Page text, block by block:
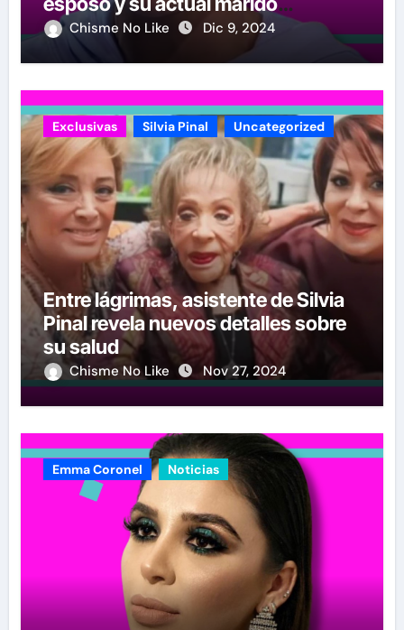
reacciona a la noticia
Chisme No Like Dic 9, 2024
Exclusivas Silvia Pinal Uncategorized
Entre lágrimas, asistente de Silvia
Pinal revela nuevos detalles sobre
su salud
Chisme No Like Nov 27, 2024
Emma Coronel Noticias